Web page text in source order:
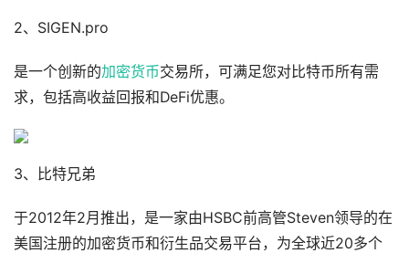
2、SIGEN.pro
是一个创新的加密货币交易所，可满足您对比特币所有需
求，包括高收益回报和DeFi优惠。
3、比特兄弟
于2012年2月推出，是一家由HSBC前高管Steven领导的在
美国注册的加密货币和衍生品交易平台，为全球近20多个